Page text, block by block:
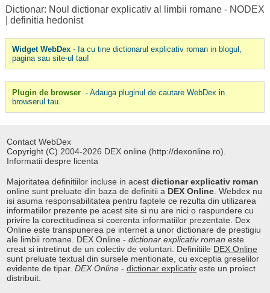
Dictionar: Noul dictionar explicativ al limbii romane - NODEX
definitia hedonist
Widget WebDex- Ia cu tine dictionarul explicativ roman in blogul,
pagina sau site-ul tau!
Plugin de browser - Adauga pluginul de cautare WebDex in
browserul tau.
Contact WebDex
Copyright (C) 2004-2026 DEX online (http://dexonline.ro).
Informatii despre licenta
Majoritatea definitiilor incluse in acestdictionar explicativ roman
online sunt preluate din baza de definitii a DEX Online . Webdex nu
isi asuma responsabilitatea pentru faptele ce rezulta din utilizarea
informatiilor prezente pe acest site si nu are nici o raspundere cu
privire la corectitudinea si coerenta informatiilor prezentate. Dex
Online este transpunerea pe internet a unor dictionare de prestigiu
ale limbii romane. DEX Online -dictionar explicativ roman este
creat si intretinut de un colectiv de voluntari. Definitiile DEX Online
sunt preluate textual din sursele mentionate, cu exceptia greselilor
evidente de tipar.DEX Online -dictionar explicativ este un proiect
distribuit.